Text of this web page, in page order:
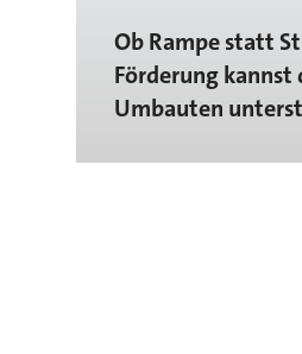
Ob Rampe statt
Förderung kannst
Umbauten